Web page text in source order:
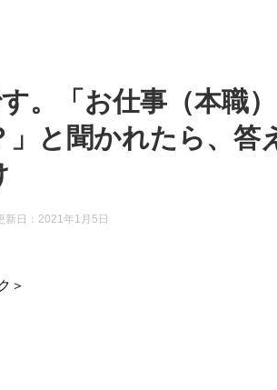
。「お仕事（本職
」と聞かれたら、答
日： 2021年1月5日
＞